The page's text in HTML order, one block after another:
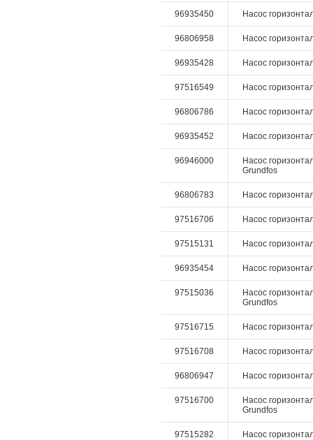
96935450 Насос
96806958 Насос
96935428 Насос
97516549 Насос
96806786 Насос
96935452 Насос
96946000
Насос
Grundfos
96806783 Насос
97516706 Насос
97515131 Насос
96935454 Насос
97515036
Насос
Grundfos
97516715 Насос
97516708 Насос
96806947 Насос
97516700
Насос
Grundfos
97515282 Насос